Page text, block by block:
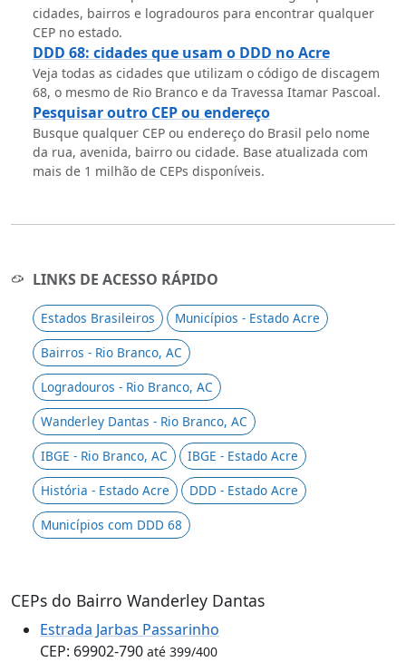
cidades, bairros e logradouros para encontrar qualquer
CEP no estado.
DDD 68: cidades que usam o DDD no Acre
Veja todas as cidades que utilizam o código de discagem
68, o mesmo de Rio Branco e da Travessa Itamar Pascoal.
Pesquisar outro CEP ou endereço
Busque qualquer CEP ou endereço do Brasil pelo nome
da rua, avenida, bairro ou cidade. Base atualizada com
mais de 1 milhão de CEPs disponíveis.
LINKS DE ACESSO RÁPIDO
Estados Brasileiros
Municípios - Estado Acre
Bairros - Rio Branco, AC
Logradouros - Rio Branco, AC
Wanderley Dantas - Rio Branco, AC
IBGE - Rio Branco, AC
IBGE - Estado Acre
História - Estado Acre
DDD - Estado Acre
Municípios com DDD 68
CEPs do Bairro Wanderley Dantas
Estrada Jarbas Passarinho
CEP: 69902-790 até 399/400